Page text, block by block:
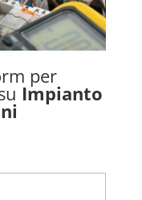
per
Impianto